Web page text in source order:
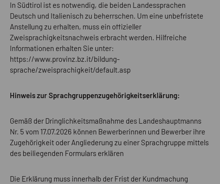
In Südtirol ist es notwendig, die beiden Landessprachen
Deutsch und Italienisch zu beherrschen. Um eine unbefristete
Anstellung zu erhalten, muss ein offizieller
Zweisprachigkeitsnachweis erbracht werden. Hilfreiche
Informationen erhalten Sie unter:
https://www.provinz.bz.it/bildung-
sprache/zweisprachigkeit/default.asp
Hinweis zur Sprachgruppenzugehörigkeitserklärung:
Gemäß der Dringlichkeitsmaßnahme des Landeshauptmanns
Nr. 5 vom 17.07.2026 können Bewerberinnen und Bewerber ihre
Zugehörigkeit oder Angliederung zu einer Sprachgruppe mittels
des beiliegenden Formulars erklären
Die Erklärung muss innerhalb der Frist der Kundmachung